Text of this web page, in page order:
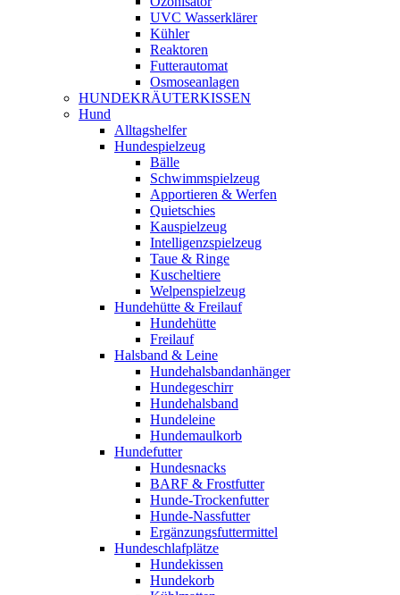
UVC Wasserklärer
Kühler
Reaktoren
Futterautomat
Osmoseanlagen
HUNDEKRÄUTERKISSEN
Hund
Alltagshelfer
Hundespielzeug
Bälle
Schwimmspielzeug
Apportieren & Werfen
Quietschies
Kauspielzeug
Intelligenzspielzeug
Taue & Ringe
Kuscheltiere
Welpenspielzeug
Hundehütte & Freilauf
Hundehütte
Freilauf
Halsband & Leine
Hundehalsbandanhänger
Hundegeschirr
Hundehalsband
Hundeleine
Hundemaulkorb
Hundefutter
Hundesnacks
BARF & Frostfutter
Hunde-Trockenfutter
Hunde-Nassfutter
Ergänzungsfuttermittel
Hundeschlafplätze
Hundekissen
Hundekorb